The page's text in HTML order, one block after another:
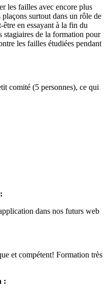
les failles avec encore plus
surtout dans un rôle de
être en essayant à la fin du
stagiaires de la formation pour
les failles étudiées pendant
comité (5 personnes), ce qui
dans nos futurs web
et compétent! Formation très
: